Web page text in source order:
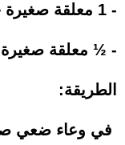
‏- 1 معلقة صغيرة خلاصة فانيليا.
‏- ½ معلقة
الطريقة:
في وعاء ضعي